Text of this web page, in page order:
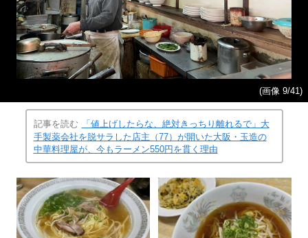
(画像 9/41)
記事を読む
「値上げしたらな、絶対きっちり離れるで」大
手製薬会社を脱サラした店主（77）が開いた大阪・玉造の
中華料理屋が、今もラーメン550円を貫く理由